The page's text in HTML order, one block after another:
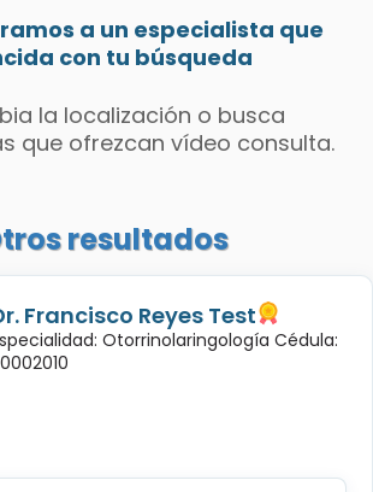
a un especialista que
con tu búsqueda
la localización o busca
que ofrezcan vídeo consulta.
resultados
Francisco Reyes Test
Otorrinolaringología Cédula: